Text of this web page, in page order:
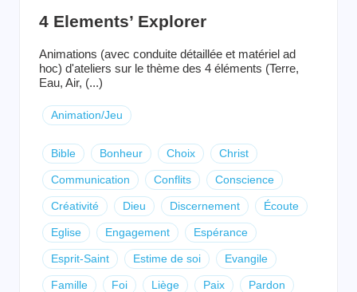
4 Elements’ Explorer
Animations (avec conduite détaillée et matériel ad
hoc) d'ateliers sur le thème des 4 éléments (Terre,
Eau, Air, (...)
Animation/Jeu
Bible Bonheur Choix Christ
Communication Conflits Conscience
Créativité Dieu Discernement Écoute
Eglise Engagement Espérance
Esprit-Saint Estime de soi Evangile
Famille Foi Liège Paix Pardon